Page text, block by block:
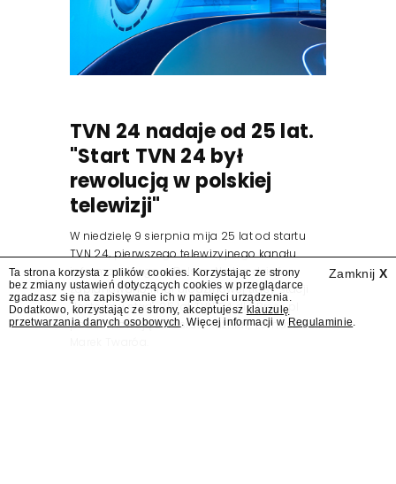
TVN 24 nadaje od 25 lat.
"Start TVN 24 był
rewolucją w polskiej
telewizji"
W niedzielę 9 sierpnia mija 25 lat od startu
TVN 24, pierwszego telewizyjnego kanału
informacyjnego w Polsce. Na ten dzień
zaplanowano finał urodzinowej trasy stacji
"Jesteśmy stąd". 25 lat TVN 24 dla Press.pl
podsumowują Jarosław Kuźniar, Tomasz Lis i
Zamknij X
Ta strona korzysta z plików cookies. Korzystając ze strony
bez zmiany ustawień dotyczących cookies w przeglądarce
zgadzasz się na zapisywanie ich w pamięci urządzenia.
Dodatkowo, korzystając ze strony, akceptujesz klauzulę
przetwarzania danych osobowych . Więcej informacji w Regulaminie.